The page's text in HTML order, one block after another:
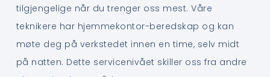
tilgjengelige når du trenger oss mest. Våre
teknikere har hjemmekontor-beredskap og kan
møte deg på verkstedet innen en time, selv midt
på natten. Dette servicenivået skiller oss fra andre